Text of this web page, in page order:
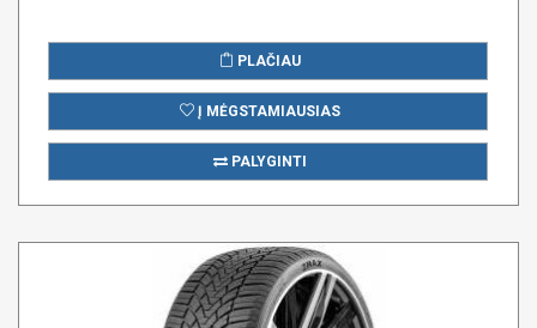
PLAČIAU
Į MĖGSTAMIAUSIAS
PALYGINTI